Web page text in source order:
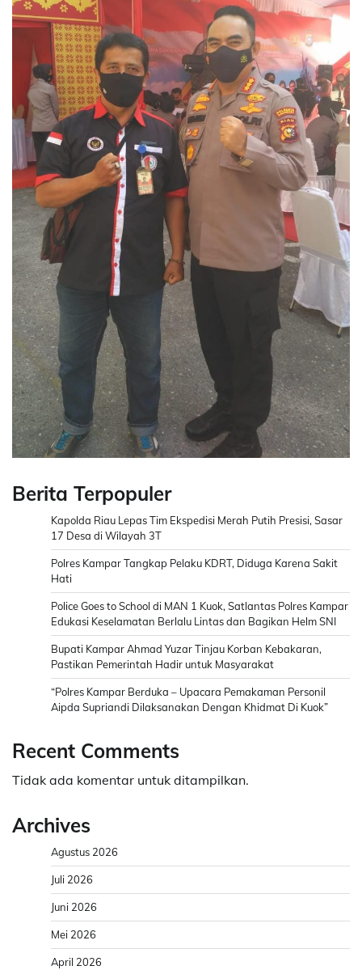
Berita Terpopuler
Kapolda Riau Lepas Tim Ekspedisi Merah Putih Presisi, Sasar
17 Desa di Wilayah 3T
Polres Kampar Tangkap Pelaku KDRT, Diduga Karena Sakit
Hati
Police Goes to School di MAN 1 Kuok, Satlantas Polres Kampar
Edukasi Keselamatan Berlalu Lintas dan Bagikan Helm SNI
Bupati Kampar Ahmad Yuzar Tinjau Korban Kebakaran,
Pastikan Pemerintah Hadir untuk Masyarakat
“Polres Kampar Berduka – Upacara Pemakaman Personil
Aipda Supriandi Dilaksanakan Dengan Khidmat Di Kuok”
Recent Comments
Tidak ada komentar untuk ditampilkan.
Archives
Agustus 2026
Juli 2026
Juni 2026
Mei 2026
April 2026